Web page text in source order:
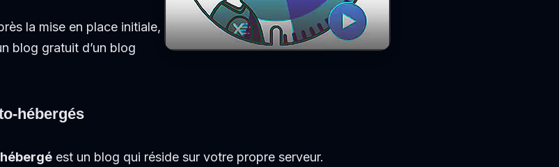
la mise en place initiale,
blog gratuit d’un blog
hébergés
est un blog qui réside sur votre propre serveur.